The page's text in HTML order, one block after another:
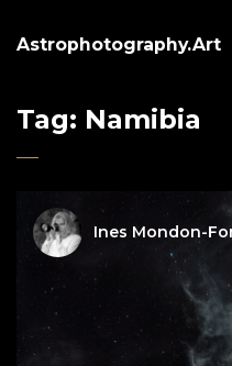
Astrophotography.Art
Tag: Namibia
Ines Mondon-